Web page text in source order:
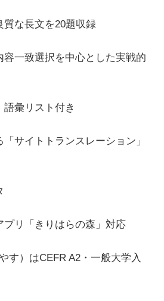
質な長文を20題収録
容一致選択を中心とした実戦的
彙リスト付き
サイトトランスレーション」
プリ「きりはらの森」対応
す）はCEFR A2・一般大学入